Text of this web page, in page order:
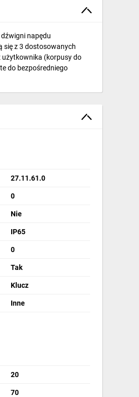
napędu
się z 3 dostosowanych
użytkownika (korpusy do
do bezpośredniego
27.11.61.0
0
Nie
IP65
0
Tak
Klucz
Inne
20
70